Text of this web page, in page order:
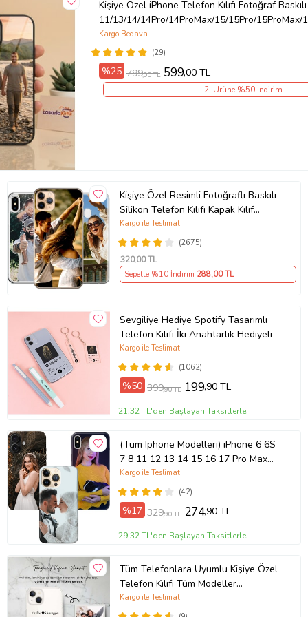
Ürün Kodu:
kcm29379730
Kişiye Özel iPhone Telefon Kılıfı Fotoğraf Baskılı
11/13/14/14Pro/14ProMax/15/15Pro/
(29)
Kargo Bedava
%25 799,00 TL 599,00 TL
2. Ürüne %50 İndirim
Kişiye Özel Resimli Fotoğraflı Baskılı
Silikon Telefon Kılıfı Kapak Kılıf
(Telefon Modelleri Açıklamada)
(2675)
Kargo ile Teslimat
320,00 TL
Sepette %10 İndirim 288,00 TL
Sevgiliye Hediye Spotify Tasarımlı
Telefon Kılıfı İki Anahtarlık Hediyeli
(1062)
Kargo ile Teslimat
%50 399,90 TL 199,90 TL
21,32 TL'den Başlayan Taksitlerle
(Tüm Iphone Modelleri) iPhone 6 6S
7 8 11 12 13 14 15 16 17 Pro Max
Plus Mini Kişiye Özel Resimli
Fotoğraflı Kılıf(42)
Kargo ile Teslimat
%17 329,90 TL 274,90 TL
29,32 TL'den Başlayan Taksitlerle
Tüm Telefonlara Uyumlu Kişiye Özel
Telefon Kılıfı Tüm Modeller
Açıklamada
Kargo ile Teslimat